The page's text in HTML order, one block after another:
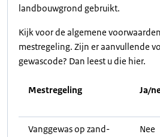
landbouwgrond gebruikt.
Kijk voor de algemene
mestregeling. Zijn er aanvullende
gewascode? Dan leest u die hier.
Mestregeling Ja/
Vanggewas op zand-
Nee